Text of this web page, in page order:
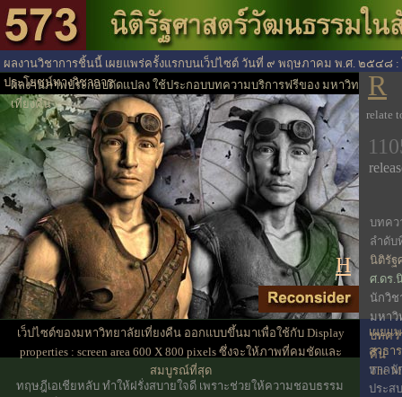
ผลงานภาพประกอบดัดแปลง ใช้ประกอบบทความบริการฟรีของ มหาวิทยาลัย
เที่ยงคืน
R
relate
บทคว
ลำดับ
นิติรัฐ
ศ.ดร.
นักวิช
มหาวิ
บทคว
คืน
The
เผยแ
สาธา
หากนั
ประสบ
H
ทฤษฎีเอเชียหลับ ทำให้ฝรั่งสบายใจดี เพราะช่วยให้ความชอบธรรม
ผลงานวิชาการชิ้นนี้ เผยแพร่ครั้งแรกบนเว็ปไซต์ วันที่ ๙ พฤษภาคม พ.ศ. ๒๕๔๘ :
ประโยชน์ทางวิชาการ
เว็ปไซต์ของมหาวิทยาลัยเที่ยงคืน ออกแบบขึ้นมาเพื่อใช้กับ Display
properties : screen area 600 X 800 pixels ซึ่งจะให้ภาพที่คมชัดและ
สมบูรณ์ที่สุด